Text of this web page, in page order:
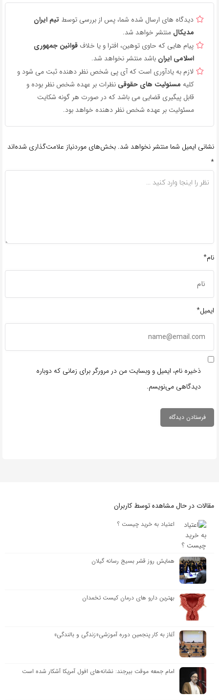
دیدگاه های ارسال شده شما، پس از بررسی توسط تیم ایران
مدیکال منتشر خواهد شد.
پیام هایی که حاوی توهین، افترا و یا خلاف قوانین جمهوری
اسلامی ایران باشد منتشر نخواهد شد.
لازم به یادآوری است که آی پی شخص نظر دهنده ثبت می شود و
کلیه مسئولیت های حقوقی نظرات بر عهده شخص نظر بوده و
قابل پیگیری قضایی می باشد که در صورت هر گونه شکایت
مسئولیت بر عهده شخص نظر دهنده خواهد بود.
نشانی ایمیل شما منتشر نخواهد شد. بخش‌های موردنیاز علامت‌گذاری شده‌اند
*
نام*
ایمیل*
ذخیره نام، ایمیل و وبسایت من در مرورگر برای زمانی که دوباره
دیدگاهی می‌نویسم.
مقالات در حال مشاهده توسط کاربران
اعتیاد به خرید چیست ؟
همایش روز قشر بسیج رسانه گیلان
بهترین دارو های درمان کیست تخمدان
آغاز به کار پنجمین دوره آموزشی«زندگی و بالندگی»
امام جمعه موقت بیرجند: نشانه‌های افول آمریکا آشکار شده است